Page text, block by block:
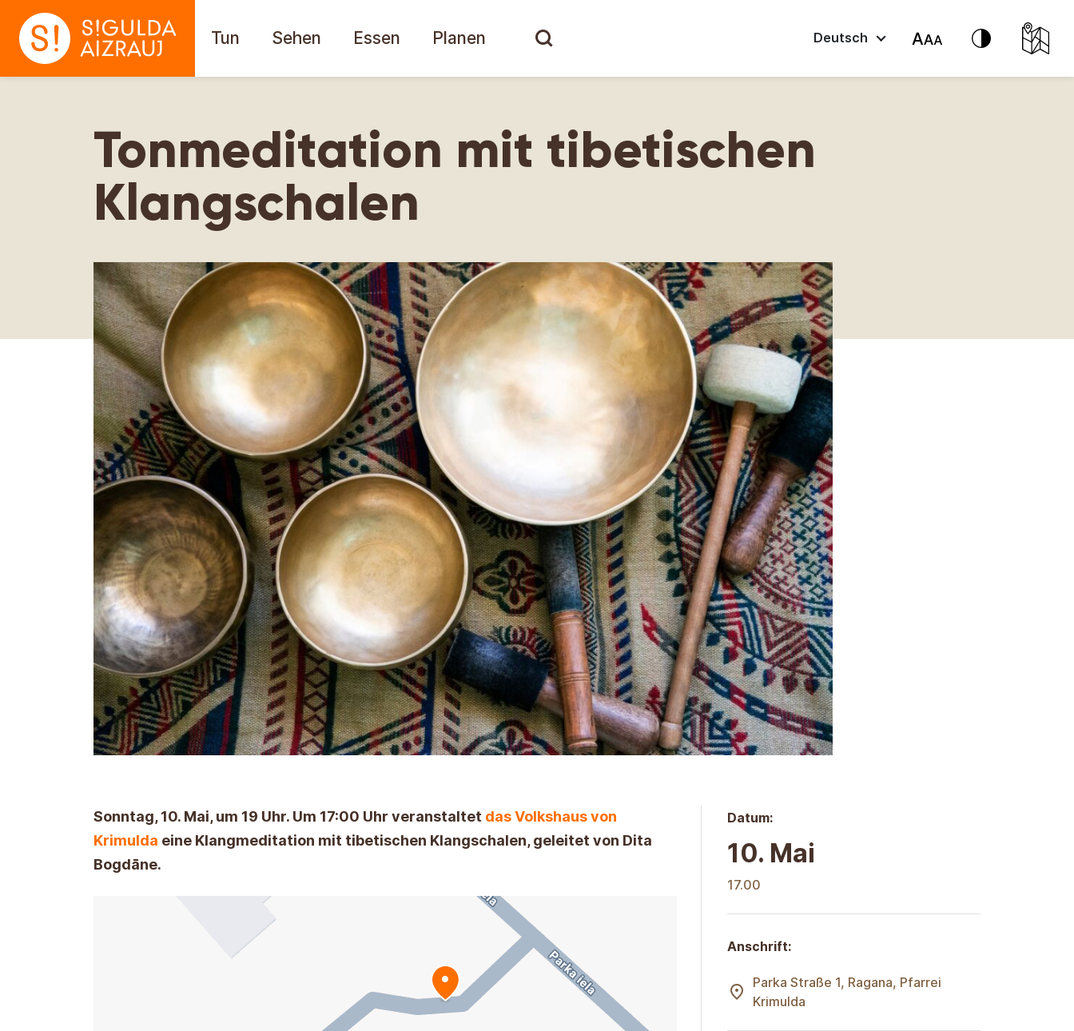
Tun Sehen Essen Planen Deutsch
Tonmeditation mit tibetischen
Klangschalen
Sonntag, 10. Mai, um 19 Uhr. Um 17:00 Uhr veranstaltet das Volkshaus von
Krimulda eine Klangmeditation mit tibetischen Klangschalen, geleitet von Dita
Bogdāne.
Datum:
10. Mai
17.00
Anschrift:
Parka Straße 1, Ragana, Pfarrei
Krimulda